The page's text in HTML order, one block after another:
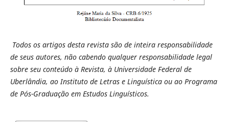
Todos os artigos desta revista são de inteira responsabilidade
de seus autores, não cabendo qualquer responsabilidade legal
sobre seu conteúdo à Revista, à Universidade Federal de
Uberlândia, ao Instituto de Letras e Linguística ou ao Programa
de Pós-Graduação em Estudos Linguísticos.